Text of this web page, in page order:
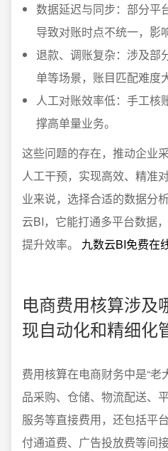
数据延迟与同步：部分平
导致对账时点不统一，影
退款、调账复杂：涉及部
单等场景，账目匹配难度
人工对账效率低：手工核
撑高单量业务。
这些问题的存在，推动企业
人工干预，实现高效、精准
业来说，选择合适的数据分
云BI，它能打通多平台数据
提升效率。 九数云BI免费在
电商费用核算涉及
现自动化和精细化
费用核算在电商财务中是“老
品采购、仓储、物流配送、
服务等直接费用，还包括平
付通道费、广告投放费等间